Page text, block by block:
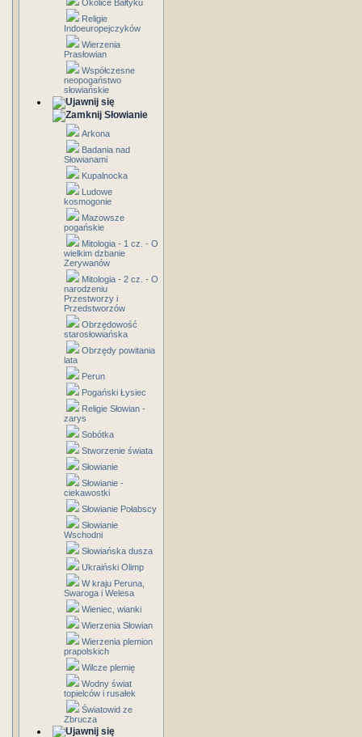
Okolice Bałtyku
Religie
Indoeuropejczyków
Wierzenia
Prasłowian
Współczesne
neopogaństwo
słowiańskie
Słowianie
Arkona
Badania nad
Słowianami
Kupalnocka
Ludowe
kosmogonie
Mazowsze
pogańskie
Mitologia - 1 cz. - O
wielkim dzbanie
Zerywanów
Mitologia - 2 cz. - O
narodzeniu
Przestworzy i
Przedstworzów
Obrzędowość
starosłowiańska
Obrzędy powitania
lata
Perun
Pogański Łysiec
Religie Słowian -
zarys
Sobótka
Stworzenie świata
Słowianie
Słowianie -
ciekawostki
Słowianie Połabscy
Słowianie
Wschodni
Słowiańska dusza
Ukraiński Olimp
W kraju Peruna,
Swaroga i Welesa
Wieniec, wianki
Wierzenia Słowian
Wierzenia plemion
prapolskich
Wilcze plemię
Wodny świat
topielców i rusałek
Światowid ze
Zbrucza